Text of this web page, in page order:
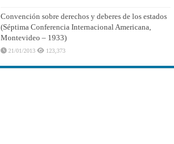
Convención sobre derechos y deberes de los estados
(Séptima Conferencia Internacional Americana,
Montevideo – 1933)
21/01/2013 123,373